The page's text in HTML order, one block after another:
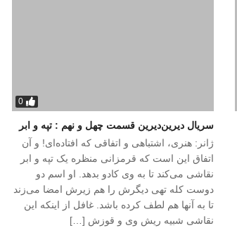
0
سریال دیرین‌دیرین قسمت چهل و نهم : تپه و ابر
ژانر: هنری، اشتباهی و اتفاقی که افتاده‌ای! و آن
اتفاق این است که قرمزانی منظره یک تپه و ابر
نقاشی می‌کند تا به وی کادو بدهد. او اسم دو
دوست کله تهی‌ دیگرش را هم زیرش امضا می‌زند
تا به آنها هم لطف کرده باشد. غافل از اینکه این
نقاشی شبیه ریش وی و قوزش […]